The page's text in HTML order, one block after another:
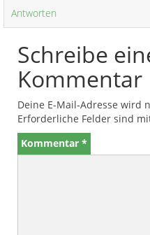
Antworten
Schreibe
Kommentar
Deine E-Mail-Adresse wird
Erforderliche Felder sind
Kommentar *